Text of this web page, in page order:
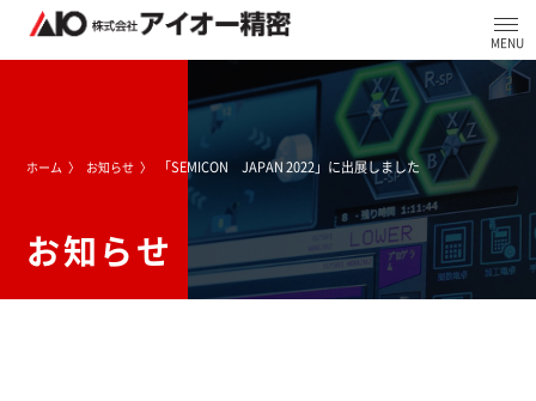
ホーム お知らせ 「SEMICON JAPAN 2022」に出展しました
お知らせ